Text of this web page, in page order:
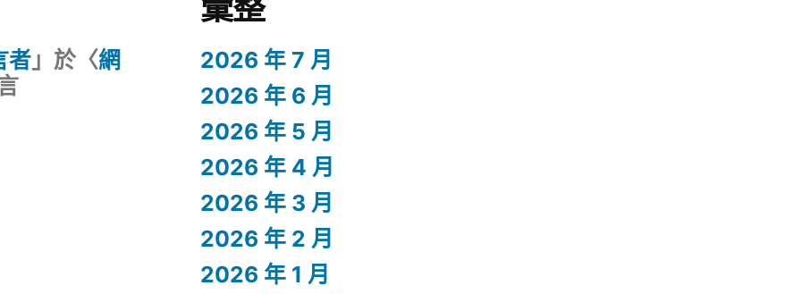
者」於〈網
2026 年 7 月
2026 年 6 月
2026 年 5 月
2026 年 4 月
2026 年 3 月
2026 年 2 月
2026 年 1 月